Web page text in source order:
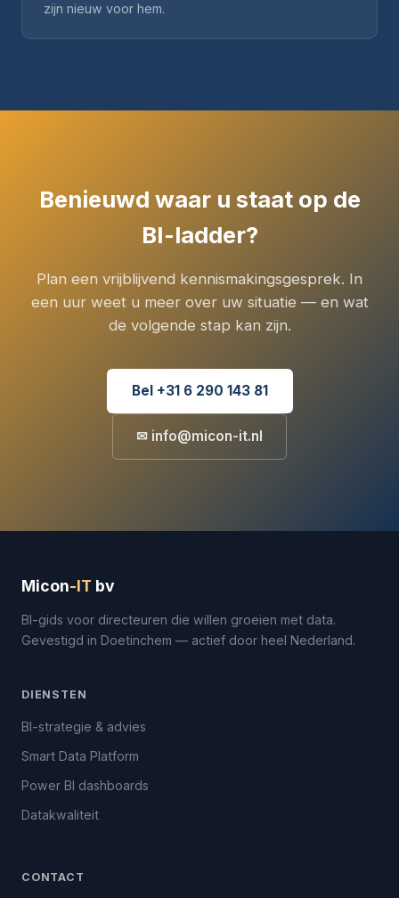
zijn nieuw voor hem.
Benieuwd waar u staat op de
BI-ladder?
Plan een vrijblijvend kennismakingsgesprek. In
een uur weet u meer over uw situatie — en wat
de volgende stap kan zijn.
Bel +31 6 290 143 81
✉ info@micon-it.nl
Micon-IT bv
BI-gids voor directeuren die willen groeien met data.
Gevestigd in Doetinchem — actief door heel Nederland.
DIENSTEN
BI-strategie & advies
Smart Data Platform
Power BI dashboards
Datakwaliteit
CONTACT